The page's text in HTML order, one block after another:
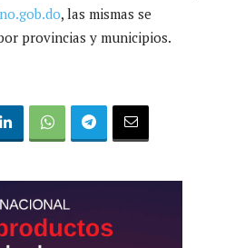
, las mismas se
provincias y municipios.